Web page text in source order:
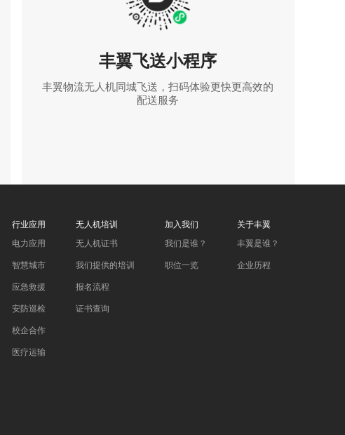
丰翼飞送小程序
丰翼物流无人机同城飞送，扫码体验更快更高效的
配送服务
行业应用
电力应用
智慧城市
应急救援
安防巡检
校企合作
医疗运输
无人机培训
无人机证书
我们提供的培训
报名流程
证书查询
加入我们
我们是谁？
职位一览
关于丰翼
丰翼是谁？
企业历程